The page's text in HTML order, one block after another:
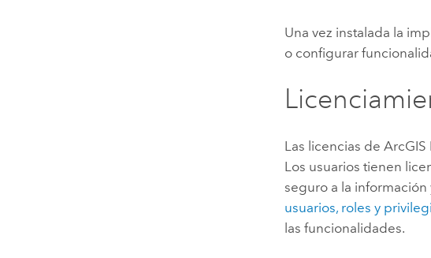
Una vez instalada la
o configurar
Las licencias deArcGIS
Los usuarios tienen
seguro a la
usuarios, roles y
las funcionalidades.